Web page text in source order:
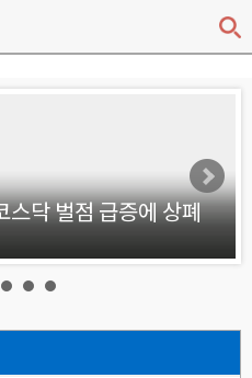
닥 벌점 급증에 상폐